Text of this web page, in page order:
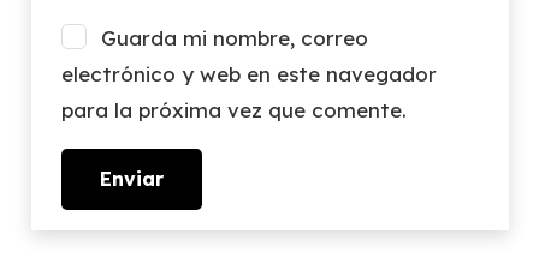
Guarda mi nombre, correo
electrónico y web en este navegador
para la próxima vez que comente.